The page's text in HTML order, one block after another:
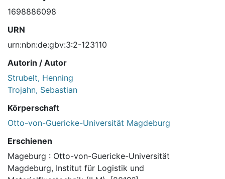
1698886098
URN
urn:nbn:de:gbv:3:2-123110
Autorin / Autor
Strubelt, Henning
Trojahn, Sebastian
Körperschaft
Otto-von-Guericke-Universität Magdeburg
Erschienen
Mageburg : Otto-von-Guericke-Universität
Magdeburg, Institut für Logistik und